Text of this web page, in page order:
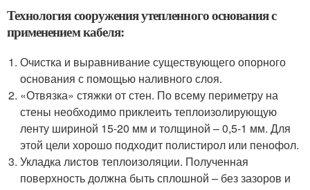
Технология сооружения утепленного основания с
применением кабеля:
Очистка и выравнивание существующего опорного
основания с помощью наливного слоя.
«Отвязка» стяжки от стен. По всему периметру на
стены необходимо приклеить теплоизолирующую
ленту шириной 15-20 мм и толщиной – 0,5-1 мм. Для
этой цели хорошо подходит полистирол или пенофол.
Укладка листов теплоизоляции. Полученная
поверхность должна быть сплошной – без зазоров и